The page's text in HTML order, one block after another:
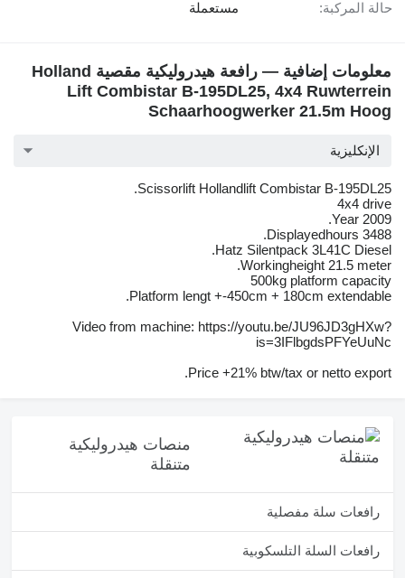
حالة المركبة: مستعملة
معلومات إضافية — رافعة هيدروليكية مقصية Holland
Lift Combistar B-195DL25, 4x4 Ruwterrein
Schaarhoogwerker 21.5m Hoog
الإنكليزية
Scissorlift Hollandlift Combistar B-195DL25.
4x4 drive
Year 2009.
Displayedhours 3488.
Hatz Silentpack 3L41C Diesel.
Workingheight 21.5 meter.
500kg platform capacity
Platform lengt +-450cm + 180cm extendable.
Video from machine: https://youtu.be/JU96JD3gHXw?
is=3IFlbgdsPFYeUuNc
Price +21% btw/tax or netto export.
منصات هيدروليكية
متنقلة
رافعات سلة مفصلية
رافعات السلة التلسكوبية